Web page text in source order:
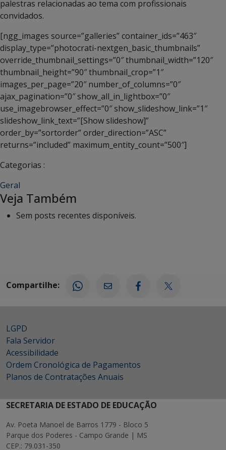
palestras relacionadas ao tema com profissionais
convidados.
[ngg_images source=”galleries” container_ids=”463″
display_type=”photocrati-nextgen_basic_thumbnails”
override_thumbnail_settings=”0″ thumbnail_width=”120″
thumbnail_height=”90″ thumbnail_crop=”1″
images_per_page=”20″ number_of_columns=”0″
ajax_pagination=”0″ show_all_in_lightbox=”0″
use_imagebrowser_effect=”0″ show_slideshow_link=”1″
slideshow_link_text=”[Show slideshow]”
order_by=”sortorder” order_direction=”ASC”
returns=”included” maximum_entity_count=”500″]
Categorias :
Geral
Veja Também
Sem posts recentes disponíveis.
Compartilhe:
LGPD
Fala Servidor
Acessibilidade
Ordem Cronológica de Pagamentos
Planos de Contratações Anuais
SECRETARIA DE ESTADO DE EDUCAÇÃO
Av. Poeta Manoel de Barros 1779 - Bloco 5
Parque dos Poderes - Campo Grande | MS
CEP.: 79.031-350